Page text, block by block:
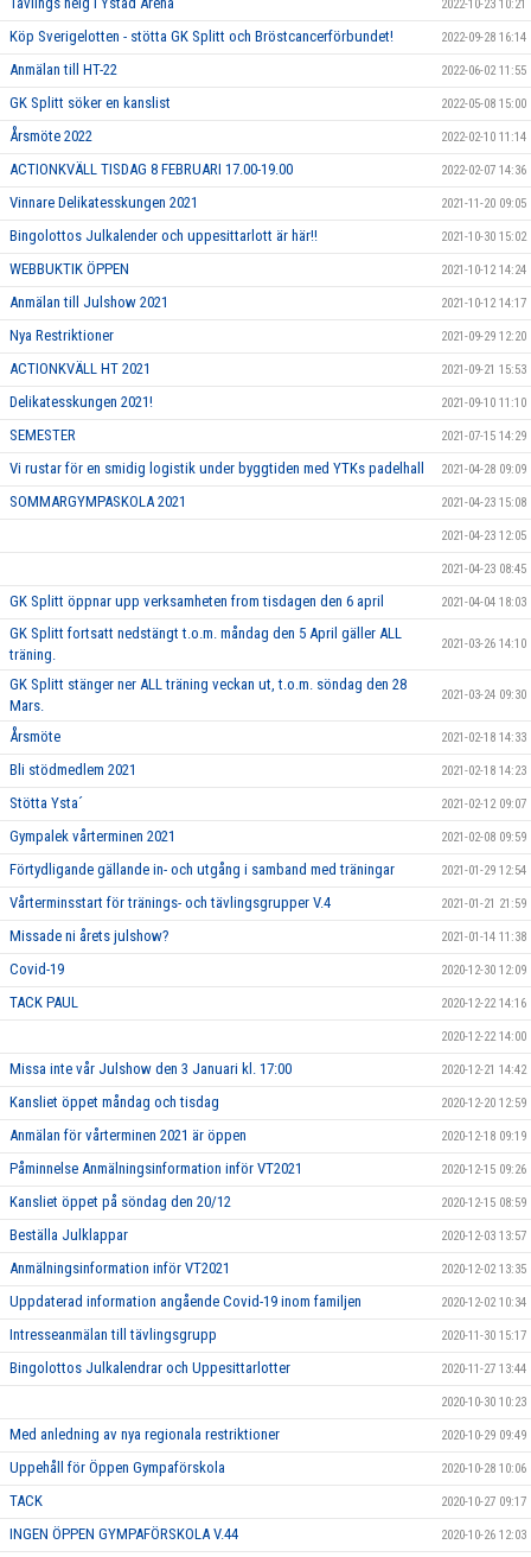
2022-10-23 10:21
Köp Sverigelotten - stötta GK Splitt och Bröstcancerförbundet! 2022-09-28 16:14
Anmälan till HT-22 2022-06-02 11:55
GK Splitt söker en kanslist 2022-05-08 15:00
Årsmöte 2022 2022-02-10 11:14
ACTIONKVÄLL TISDAG 8 FEBRUARI 17.00-19.00 2022-02-07 14:36
Vinnare Delikatesskungen 2021 2021-11-20 09:05
Bingolottos Julkalender och uppesittarlott är här!! 2021-10-30 15:02
WEBBUKTIK ÖPPEN 2021-10-12 14:24
Anmälan till Julshow 2021 2021-10-12 14:17
Nya Restriktioner 2021-09-29 12:20
ACTIONKVÄLL HT 2021 2021-09-21 15:53
Delikatesskungen 2021! 2021-09-10 11:10
SEMESTER 2021-07-15 14:29
Vi rustar för en smidig logistik under byggtiden med YTKs padelhall 2021-04-28 09:09
SOMMARGYMPASKOLA 2021 2021-04-23 15:08
2021-04-23 12:05
2021-04-23 08:45
GK Splitt öppnar upp verksamheten from tisdagen den 6 april 2021-04-04 18:03
GK Splitt fortsatt nedstängt t.o.m. måndag den 5 April gäller ALL
träning.
2021-03-26 14:10
GK Splitt stänger ner ALL träning veckan ut, t.o.m. söndag den 28
Mars.
2021-03-24 09:30
Årsmöte 2021-02-18 14:33
Bli stödmedlem 2021 2021-02-18 14:23
Stötta Ysta´ 2021-02-12 09:07
Gympalek vårterminen 2021 2021-02-08 09:59
Förtydligande gällande in- och utgång i samband med träningar 2021-01-29 12:54
Vårterminsstart för tränings- och tävlingsgrupper V.4 2021-01-21 21:59
Missade ni årets julshow? 2021-01-14 11:38
Covid-19 2020-12-30 12:09
TACK PAUL 2020-12-22 14:16
2020-12-22 14:00
Missa inte vår Julshow den 3 Januari kl. 17:00 2020-12-21 14:42
Kansliet öppet måndag och tisdag 2020-12-20 12:59
Anmälan för vårterminen 2021 är öppen 2020-12-18 09:19
Påminnelse Anmälningsinformation inför VT2021 2020-12-15 09:26
Kansliet öppet på söndag den 20/12 2020-12-15 08:59
Beställa Julklappar 2020-12-03 13:57
Anmälningsinformation inför VT2021 2020-12-02 13:35
Uppdaterad information angående Covid-19 inom familjen 2020-12-02 10:34
Intresseanmälan till tävlingsgrupp 2020-11-30 15:17
Bingolottos Julkalendrar och Uppesittarlotter 2020-11-27 13:44
2020-10-30 10:23
Med anledning av nya regionala restriktioner 2020-10-29 09:49
Uppehåll för Öppen Gympaförskola 2020-10-28 10:06
TACK 2020-10-27 09:17
INGEN ÖPPEN GYMPAFÖRSKOLA V.44 2020-10-26 12:03